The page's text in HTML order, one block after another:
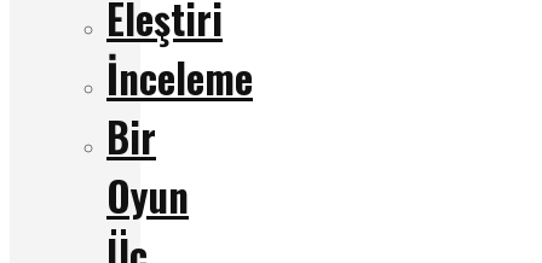
Eleştiri
İnceleme
Bir
Oyun